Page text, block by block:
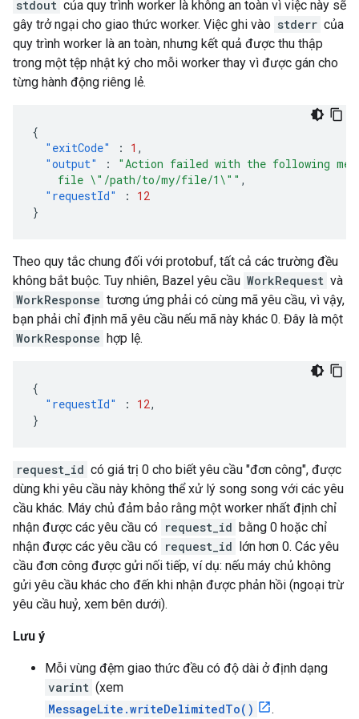
stdout của quy trình worker là không an toàn vì việc này sẽ
gây trở ngại cho giao thức worker. Việc ghi vào stderr của
quy trình worker là an toàn, nhưng kết quả được thu thập
trong một tệp nhật ký cho mỗi worker thay vì được gán cho
từng hành động riêng lẻ.
{
"exitCode"
: 1 ,
"output"
:
"Action failed with the following
    file \"/path/to/my/file/1\""
,
"requestId"
:
12
}
Theo quy tắc chung đối với protobuf, tất cả các trường đều
không bắt buộc. Tuy nhiên, Bazel yêu cầu WorkRequest và
WorkResponse tương ứng phải có cùng mã yêu cầu, vì vậy,
bạn phải chỉ định mã yêu cầu nếu mã này khác 0. Đây là một
WorkResponse hợp lệ.
{
"requestId"
: 12,
}
request_id có giá trị 0 cho biết yêu cầu "đơn công", được
dùng khi yêu cầu này không thể xử lý song song với các yêu
cầu khác. Máy chủ đảm bảo rằng một worker nhất định chỉ
nhận được các yêu cầu có request_id bằng 0 hoặc chỉ
nhận được các yêu cầu có request_id lớn hơn 0. Các yêu
cầu đơn công được gửi nối tiếp, ví dụ: nếu máy chủ không
gửi yêu cầu khác cho đến khi nhận được phản hồi (ngoại trừ
yêu cầu huỷ, xem bên dưới).
Lưu ý
Mỗi vùng đệm giao thức đều có độ dài ở định dạng
varint (xem
MessageLite.writeDelimitedTo()
.